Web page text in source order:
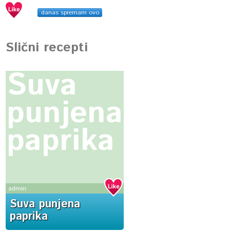
danas spremam ovo
Slični recepti
Suva
punjena
paprika
admin
Suva punjena
paprika